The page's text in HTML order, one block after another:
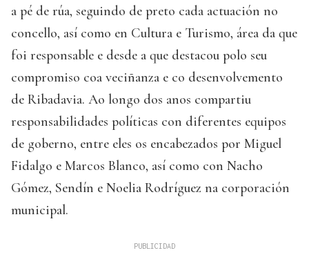
a pé de rúa, seguindo de preto cada actuación no
concello, así como en Cultura e Turismo, área da que
foi responsable e desde a que destacou polo seu
compromiso coa veciñanza e co desenvolvemento
de Ribadavia. Ao longo dos anos compartiu
responsabilidades políticas con diferentes equipos
de goberno, entre eles os encabezados por Miguel
Fidalgo e Marcos Blanco, así como con Nacho
Gómez, Sendín e Noelia Rodríguez na corporación
municipal.